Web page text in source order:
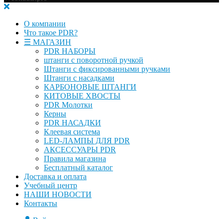
О компании
Что такое PDR?
☰ МАГАЗИН
PDR НАБОРЫ
штанги с поворотной ручкой
Штанги с фиксированными ручками
Штанги с насадками
КАРБОНОВЫЕ ШТАНГИ
КИТОВЫЕ ХВОСТЫ
PDR Молотки
Керны
PDR НАСАДКИ
Клеевая система
LED-ЛАМПЫ ДЛЯ PDR
АКСЕССУАРЫ PDR
Правила магазина
Бесплатный каталог
Доставка и оплата
Учебный центр
НАШИ НОВОСТИ
Контакты